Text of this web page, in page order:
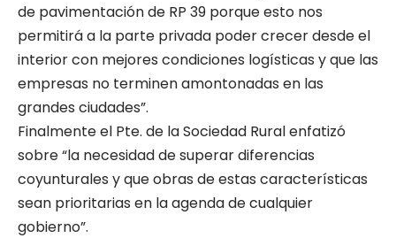
de pavimentación de RP 39 porque esto nos
permitirá a la parte privada poder crecer desde el
interior con mejores condiciones logísticas y que las
empresas no terminen amontonadas en las
grandes ciudades”.
Finalmente el Pte. de la Sociedad Rural enfatizó
sobre “la necesidad de superar diferencias
coyunturales y que obras de estas características
sean prioritarias en la agenda de cualquier
gobierno”.